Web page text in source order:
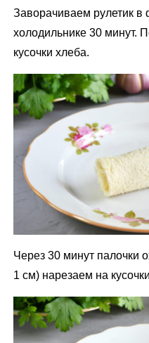
Заворачиваем рулетик
холодильнике 30 минут.
кусочки хлеба.
Через 30 минут палочки
1 см) нарезаем на